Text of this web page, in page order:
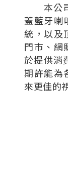
本公司
蓋藍牙喇
統，以及
門市、網
於提供消
期許能為
來更佳的